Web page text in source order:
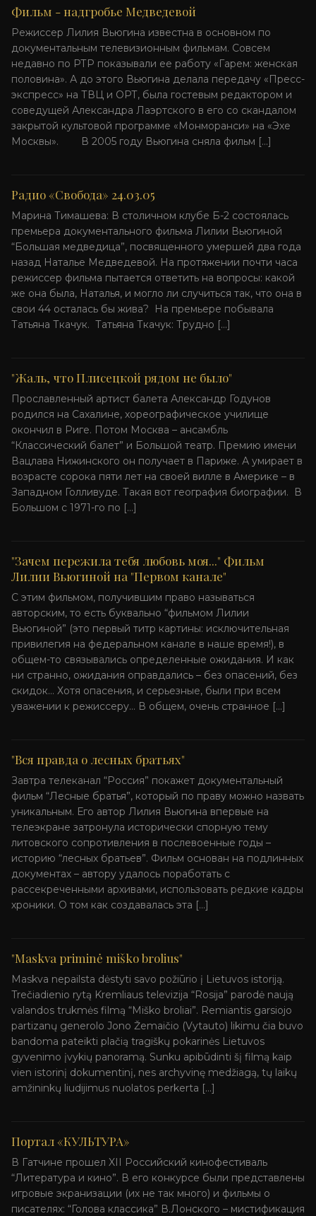
Фильм - надгробье Медведевой
Режиссер Лилия Вьюгина известна в основном по
документальным телевизионным фильмам. Совсем
недавно по РТР показывали ее работу «Гарем: женская
половина». А до этого Вьюгина делала передачу «Пресс-
экспресс» на ТВЦ и ОРТ, была гостевым редактором и
соведущей Александра Лаэртского в его со скандалом
закрытой культовой программе «Монморанси» на «Эхе
Москвы». В 2005 году Вьюгина сняла фильм […]
Радио «Свобода» 24.03.05
Марина Тимашева: В столичном клубе Б-2 состоялась
премьера документального фильма Лилии Вьюгиной
“Большая медведица”, посвященного умершей два года
назад Наталье Медведевой. На протяжении почти часа
режиссер фильма пытается ответить на вопросы: какой
же она была, Наталья, и могло ли случиться так, что она в
свои 44 осталась бы жива? На премьере побывала
Татьяна Ткачук. Татьяна Ткачук: Трудно […]
"Жаль, что Плисецкой рядом не было"
Прославленный артист балета Александр Годунов
родился на Сахалине, хореографическое училище
окончил в Риге. Потом Москва – ансамбль
“Классический балет” и Большой театр. Премию имени
Вацлава Нижинского он получает в Париже. А умирает в
возрасте сорока пяти лет на своей вилле в Америке – в
Западном Голливуде. Такая вот география биографии. В
Большом с 1971-го по […]
"Зачем пережила тебя любовь моя..." Фильм
Лилии Вьюгиной на "Первом канале"
С этим фильмом, получившим право называться
авторским, то есть буквально “фильмом Лилии
Вьюгиной” (это первый титр картины: исключительная
привилегия на федеральном канале в наше время!), в
общем-то связывались определенные ожидания. И как
ни странно, ожидания оправдались – без опасений, без
скидок… Хотя опасения, и серьезные, были при всем
уважении к режиссеру… В общем, очень странное […]
"Вся правда о лесных братьях"
Завтра телеканал “Россия” покажет документальный
фильм “Лесные братья”, который по праву можно назвать
уникальным. Его автор Лилия Вьюгина впервые на
телеэкране затронула исторически спорную тему
литовского сопротивления в послевоенные годы –
историю “лесных братьев”. Фильм основан на подлинных
документах – автору удалось поработать с
рассекреченными архивами, использовать редкие кадры
хроники. О том как создавалась эта […]
"Maskva priminė miško brolius"
Maskva nepailsta dėstyti savo požiūrio į Lietuvos istoriją.
Trečiadienio rytą Kremliaus televizija “Rosija” parodė naują
valandos trukmės filmą “Miško broliai”. Remiantis garsiojo
partizanų generolo Jono Žemaičio (Vytauto) likimu čia buvo
bandoma pateikti plačią tragiškų pokarinės Lietuvos
gyvenimo įvykių panoramą. Sunku apibūdinti šį filmą kaip
vien istorinį dokumentinį, nes archyvinę medžiagą, tų laikų
amžininkų liudijimus nuolatos perkerta […]
Портал «КУЛЬТУРА»
В Гатчине прошел XII Российский кинофестиваль
“Литература и кино”. В его конкурсе были представлены
игровые экранизации (их не так много) и фильмы о
писателях: “Голова классика” В.Лонского – мистификация